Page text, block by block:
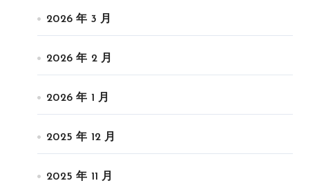
2026 年 3 月
2026 年 2 月
2026 年 1 月
2025 年 12 月
2025 年 11 月